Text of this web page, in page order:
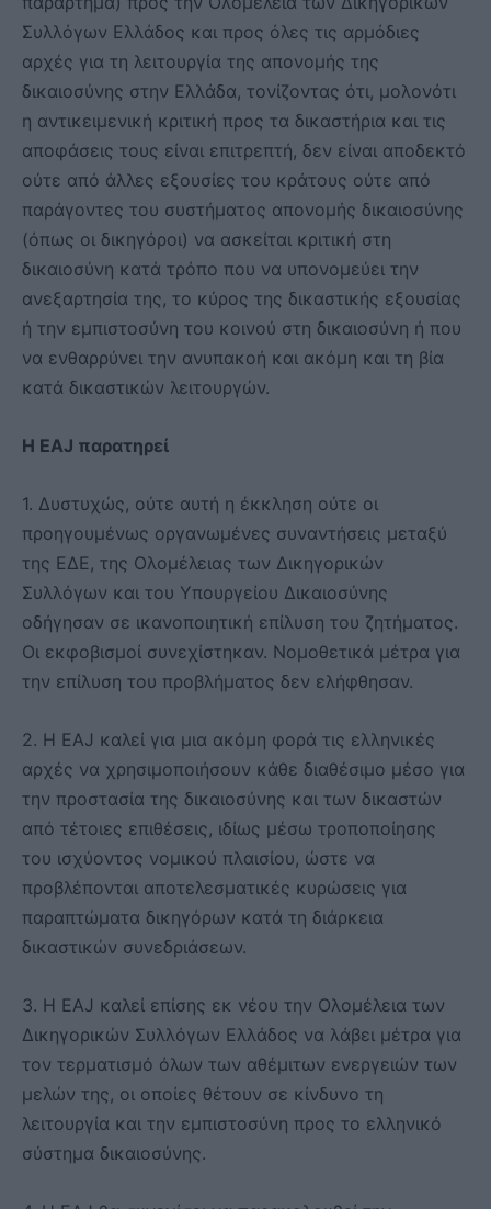
Συλλόγων Ελλάδος και προς όλες τις αρμόδιες
αρχές για τη λειτουργία της απονομής της
δικαιοσύνης στην Ελλάδα, τονίζοντας ότι, μολονότι
η αντικειμενική κριτική προς τα δικαστήρια και τις
αποφάσεις τους είναι επιτρεπτή, δεν είναι αποδεκτό
ούτε από άλλες εξουσίες του κράτους ούτε από
παράγοντες του συστήματος απονομής δικαιοσύνης
(όπως οι δικηγόροι) να ασκείται κριτική στη
δικαιοσύνη κατά τρόπο που να υπονομεύει την
ανεξαρτησία της, το κύρος της δικαστικής εξουσίας
ή την εμπιστοσύνη του κοινού στη δικαιοσύνη ή που
να ενθαρρύνει την ανυπακοή και ακόμη και τη βία
κατά δικαστικών λειτουργών.
Η EAJ παρατηρεί
1. Δυστυχώς, ούτε αυτή η έκκληση ούτε οι
προηγουμένως οργανωμένες συναντήσεις μεταξύ
της ΕΔΕ, της Ολομέλειας των Δικηγορικών
Συλλόγων και του Υπουργείου Δικαιοσύνης
οδήγησαν σε ικανοποιητική επίλυση του ζητήματος.
Οι εκφοβισμοί συνεχίστηκαν. Νομοθετικά μέτρα για
την επίλυση του προβλήματος δεν ελήφθησαν.
2. Η EAJ καλεί για μια ακόμη φορά τις ελληνικές
αρχές να χρησιμοποιήσουν κάθε διαθέσιμο μέσο για
την προστασία της δικαιοσύνης και των δικαστών
από τέτοιες επιθέσεις, ιδίως μέσω τροποποίησης
του ισχύοντος νομικού πλαισίου, ώστε να
προβλέπονται αποτελεσματικές κυρώσεις για
παραπτώματα δικηγόρων κατά τη διάρκεια
δικαστικών συνεδριάσεων.
3. Η EAJ καλεί επίσης εκ νέου την Ολομέλεια των
Δικηγορικών Συλλόγων Ελλάδος να λάβει μέτρα για
τον τερματισμό όλων των αθέμιτων ενεργειών των
μελών της, οι οποίες θέτουν σε κίνδυνο τη
λειτουργία και την εμπιστοσύνη προς το ελληνικό
σύστημα δικαιοσύνης.